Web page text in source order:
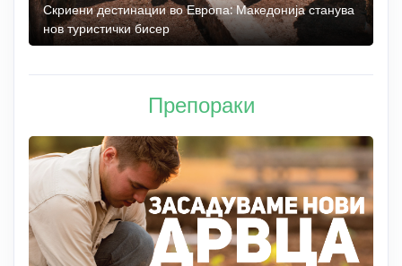
Скриени дестинации во Европа: Македонија станува
нов туристички бисер
Препораки